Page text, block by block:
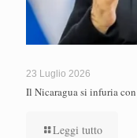
23 Luglio 2026
Il Nicaragua si infuria
Leggi tutto